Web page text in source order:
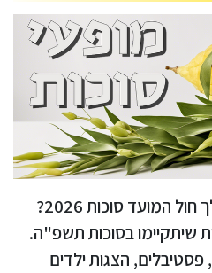
מחפשים מה לעשות במהלך חול המועד סוכות 2026?
שיתקיימו בסוכות תשפ"ה.
פסטיבלים, הצגות ילדים